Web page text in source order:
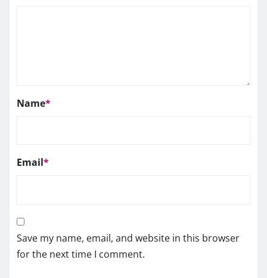
Name*
Email*
Save my name, email, and website in this browser
for the next time I comment.